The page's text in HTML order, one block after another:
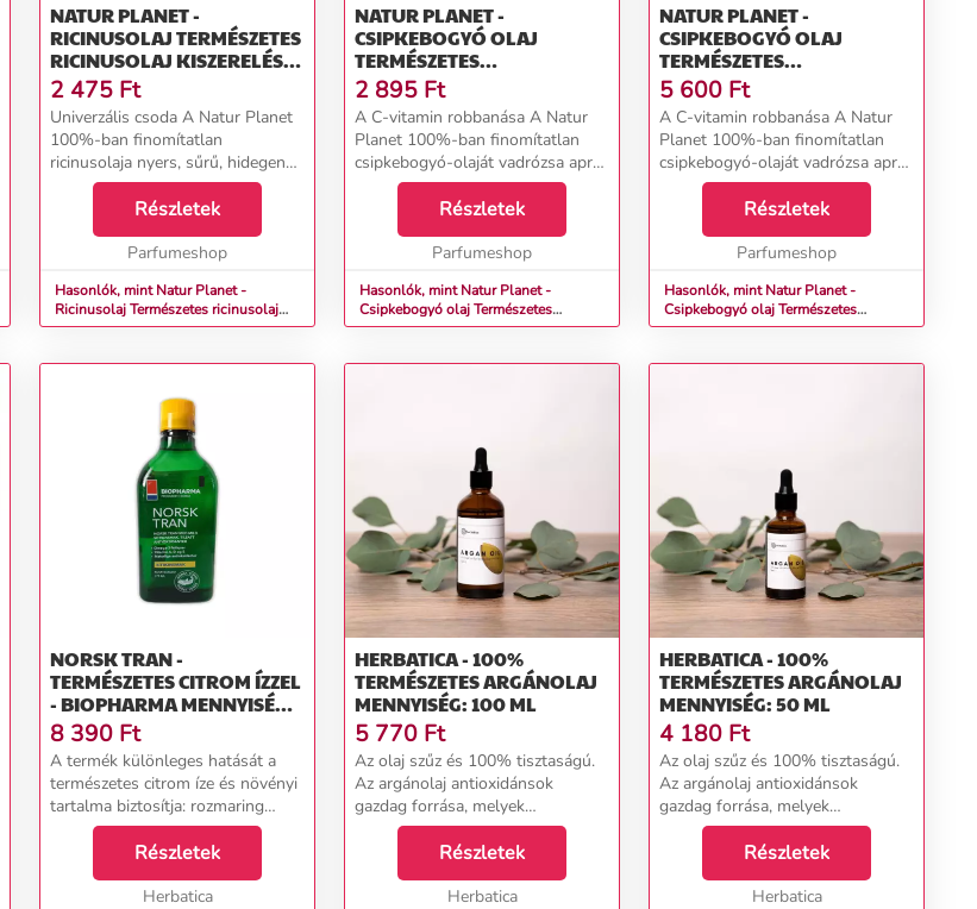
NATUR PLANET -
RICINUSOLAJ TERMÉSZETES
RICINUSOLAJ KISZERELÉS:
100 ML
2 475 Ft
Univerzális csoda A Natur Planet
100%-ban finomítatlan
ricinusolaja nyers, sűrű, hidegen
sajtolt finomítatlan olaj, amely jól
tapad a bőrsejtekhez. A
legszárazabb és berepedezett bőrt
is puhítja. A ri...
Részletek
Parfumeshop
Hasonlók, mint Natur Planet -
Ricinusolaj Természetes ricinusolaj
Kiszerelés: 100 ml
NATUR PLANET -
CSIPKEBOGYÓ OLAJ
TERMÉSZETES
CSIPKEBOGYÓ OLAJ
KISZERELÉS: 30 ML
2 895 Ft
A C-vitamin robbanása A Natur
Planet 100%-ban finomítatlan
csipkebogyó-olaját vadrózsa apró
magvaiból hideg sajtolással
nyerik. Enyhén sárgás színű és
finom aromájú - a csipkebogyóra
jellemző. A csipk...
Részletek
Parfumeshop
Hasonlók, mint Natur Planet -
Csipkebogyó olaj Természetes
csipkebogyó olaj Kiszerelés: 30 ml
NATUR PLANET -
CSIPKEBOGYÓ OLAJ
TERMÉSZETES
CSIPKEBOGYÓ OLAJ
KISZERELÉS: 100 ML
5 600 Ft
A C-vitamin robbanása A Natur
Planet 100%-ban finomítatlan
csipkebogyó-olaját vadrózsa apró
magvaiból hideg sajtolással
nyerik. Enyhén sárgás színű és
finom aromájú - a csipkebogyóra
jellemző. A csipk...
Részletek
Parfumeshop
Hasonlók, mint Natur Planet -
Csipkebogyó olaj Természetes
csipkebogyó olaj Kiszerelés: 100 ml
NORSK TRAN -
TERMÉSZETES CITROM ÍZZEL
- BIOPHARMA MENNYISÉG:
375 ML
8 390 Ft
A termék különleges hatását a
természetes citrom íze és növényi
tartalma biztosítja: rozmaring
(Rosmarinus officinalis&nbsp;),
oregán (Origanum vulgare),
kakukkfű (Thymus), szegfűszeg
(Syzygium aromat...
Részletek
Herbatica
HERBATICA - 100%
TERMÉSZETES ARGÁNOLAJ
MENNYISÉG: 100 ML
5 770 Ft
Az olaj szűz és 100% tisztaságú.
Az argánolaj antioxidánsok
gazdag forrása, melyek
megakadályozzák az öregedést.
Használhatja: nappali / éjszakai
krém helyettesítésére make-up
alapjaként a szára...
Részletek
Herbatica
HERBATICA - 100%
TERMÉSZETES ARGÁNOLAJ
MENNYISÉG: 50 ML
4 180 Ft
Az olaj szűz és 100% tisztaságú.
Az argánolaj antioxidánsok
gazdag forrása, melyek
megakadályozzák az öregedést.
Használhatja: nappali / éjszakai
krém helyettesítésére make-up
alapjaként a szára...
Részletek
Herbatica